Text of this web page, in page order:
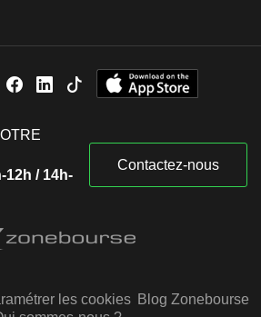
12h / 14h-
Contactez-nous
les cookies Blog Zonebourse